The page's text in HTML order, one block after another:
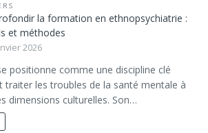
la formation en ethnopsychiatrie :
et méthodes
2026
positionne comme une discipline clé
traiter les troubles de la santé mentale à
dimensions culturelles. Son…